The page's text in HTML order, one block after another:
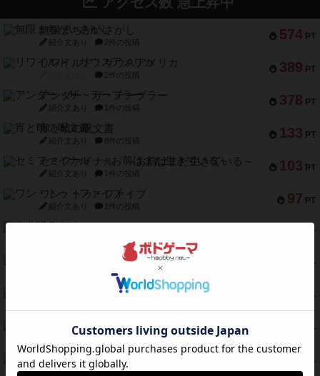
574 PT
無限まちがいさがし
紹介文あり 2件の投稿
389 PT
リワイルド：サウスアメリカ
2件の投稿
378 PT
アンダー・ザ・テーブラー
紹介文あり 1件の投稿
133 PT
宵と暁の呪文書
紹介文あり 8件の投稿
103 PT
セミファイナル ～お前はまだ生きている～
紹介文あり 1件の投稿
97 PT
ワン・トゥ・ファイブ
紹介文あり 1件の投稿
PT
PT
ふたつの城の物語
6件の投稿
PT
ノームズ・アット・ナイト
PT
マーリン
紹介文あり 6件の投稿
PT
フラットアイアン
紹介文なし 2件の投稿